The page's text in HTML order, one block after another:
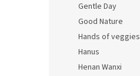
Gentle Day
Good Nature
Hands of veggies
Hanus
Henan Wanxi